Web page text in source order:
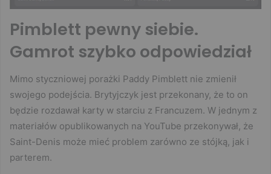
Pimblett pewny siebie.
Gamrot szybko odpowiedział
Mimo styczniowej porażki Paddy Pimblett nie zmienił
swojego podejścia. Brytyjczyk jest przekonany, że to on
będzie rozdawał karty w starciu z Francuzem. W jednym z
materiałów opublikowanych na YouTube przekonywał, że
Saint-Denis może mieć problem zarówno ze stójką, jak i
parterem.